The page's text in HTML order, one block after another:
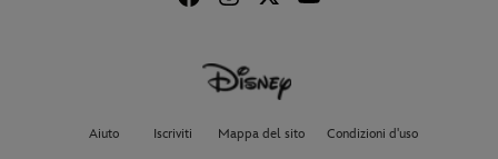
Aiuto Iscriviti Mappa del sito Condizioni d'uso